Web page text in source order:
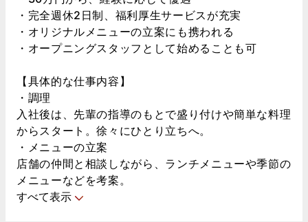
・完全週休2日制、福利厚生サービスが充実
・オリジナルメニューの立案にも携われる
・オープニングスタッフとして始めることも可
【具体的な仕事内容】
・調理
入社後は、先輩の指導のもとで盛り付けや簡単な料理
からスタート。徐々にひとり立ちへ。
・メニューの立案
店舗の仲間と相談しながら、ランチメニューや季節の
メニューなどを考案。
すべて表示